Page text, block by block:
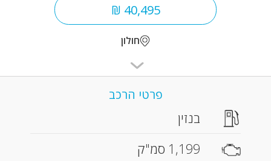
40,495 ₪
חולון
פרטי הרכב
בנזין
1,199 סמ"ק